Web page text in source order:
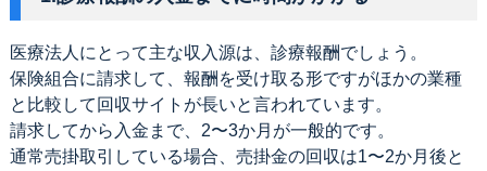
医療法人にとって主な収入源は、診療報酬でしょう。
保険組合に請求して、報酬を受け取る形ですがほかの業種
と比較して回収サイトが長いと言われています。
請求してから入金まで、2〜3か月が一般的です。
通常売掛取引している場合、売掛金の回収は1〜2か月後と